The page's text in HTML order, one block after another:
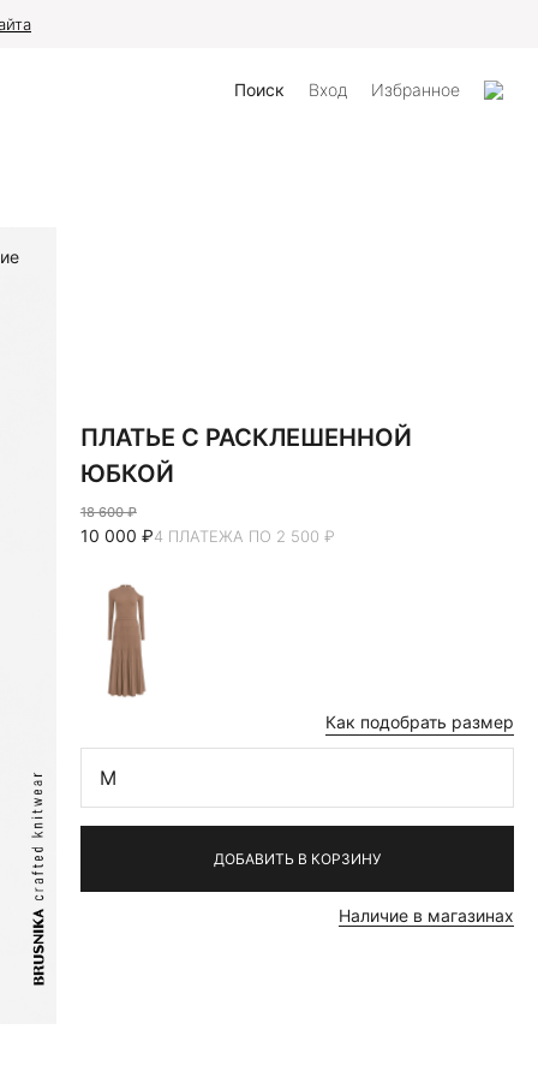
Поиск Вход Избранное
ПЛАТЬЕ С РАСКЛЕШЕННОЙ
ЮБКОЙ
18 600 ₽
10 000 ₽4 ПЛАТЕЖА ПО 2 500 ₽
Как подобрать размер
M
ДОБАВИТЬ В КОРЗИНУ
Наличие в магазинах